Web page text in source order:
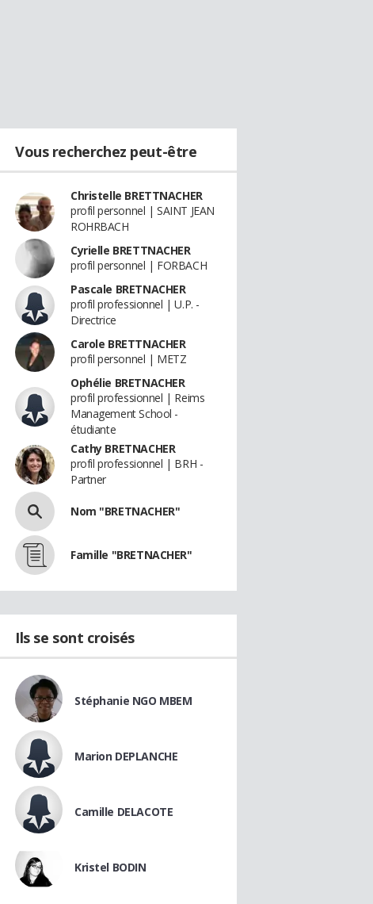
Vous recherchez peut-être
Christelle BRETTNACHER
profil personnel | SAINT JEAN
ROHRBACH
Cyrielle BRETTNACHER
profil personnel | FORBACH
Pascale BRETNACHER
profil professionnel | U.P. -
Directrice
Carole BRETTNACHER
profil personnel | METZ
Ophélie BRETNACHER
profil professionnel | Reims
Management School -
étudiante
Cathy BRETNACHER
profil professionnel | BRH -
Partner
Nom "BRETNACHER"
Famille "BRETNACHER"
Ils se sont croisés
Stéphanie NGO MBEM
Marion DEPLANCHE
Camille DELACOTE
Kristel BODIN